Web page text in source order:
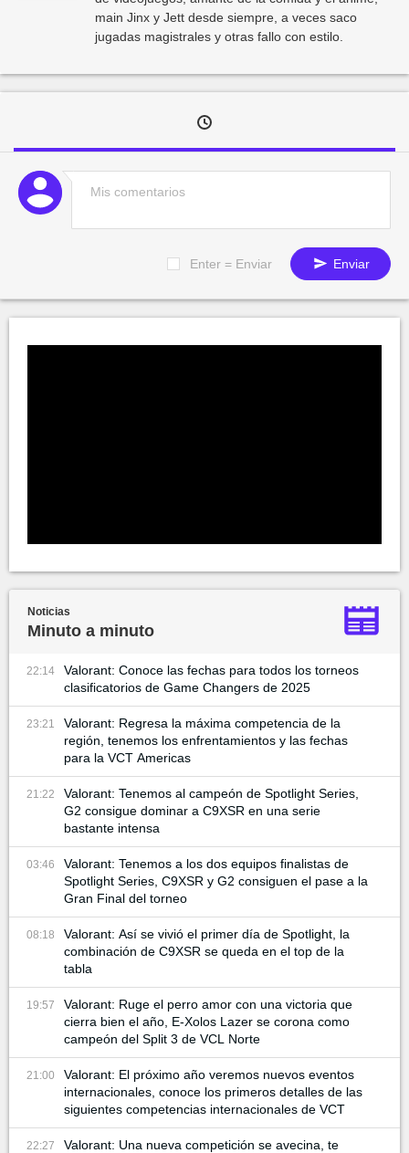
main Jinx y Jett desde siempre, a veces saco
jugadas magistrales y otras fallo con estilo.
Enter = Enviar Enviar
Noticias
Minuto a minuto
22:14
Valorant: Conoce las fechas para todos los torneos
clasificatorios de Game Changers de 2025
23:21
Valorant: Regresa la máxima competencia de la
región, tenemos los enfrentamientos y las fechas
para la VCT Americas
21:22
Valorant: Tenemos al campeón de Spotlight Series,
G2 consigue dominar a C9XSR en una serie
bastante intensa
03:46
Valorant: Tenemos a los dos equipos finalistas de
Spotlight Series, C9XSR y G2 consiguen el pase a la
Gran Final del torneo
08:18
Valorant: Así se vivió el primer día de Spotlight, la
combinación de C9XSR se queda en el top de la
tabla
19:57
Valorant: Ruge el perro amor con una victoria que
cierra bien el año, E-Xolos Lazer se corona como
campeón del Split 3 de VCL Norte
21:00
Valorant: El próximo año veremos nuevos eventos
internacionales, conoce los primeros detalles de las
siguientes competencias internacionales de VCT
22:27
Valorant: Una nueva competición se avecina, te